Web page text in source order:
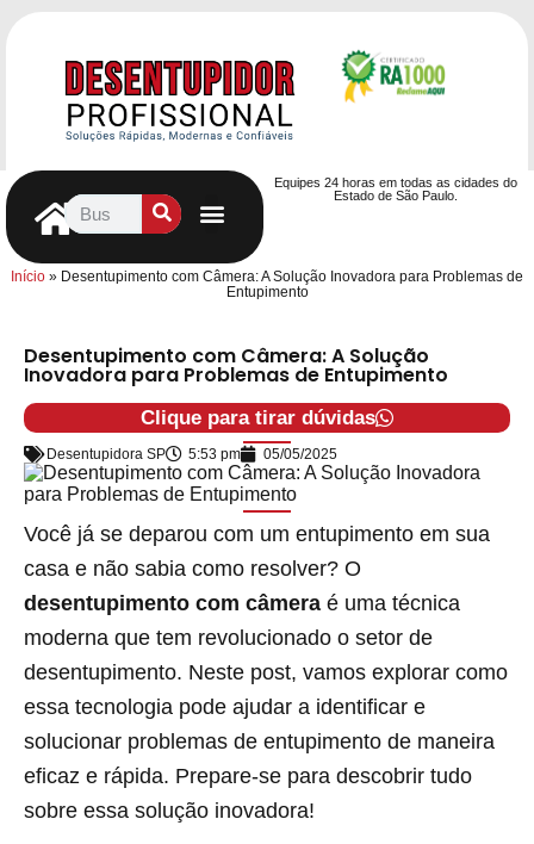
Equipes 24 horas em todas as cidades do
Estado de São Paulo.
Início » Desentupimento com Câmera: A Solução Inovadora para Problemas de
Entupimento
Desentupimento com Câmera: A Solução
Inovadora para Problemas de Entupimento
Clique para tirar dúvidas
Desentupidora SP 5:53 pm 05/05/2025
Você já se deparou com um entupimento em sua
casa e não sabia como resolver? O
desentupimento com câmera é uma técnica
moderna que tem revolucionado o setor de
desentupimento. Neste post, vamos explorar como
essa tecnologia pode ajudar a identificar e
solucionar problemas de entupimento de maneira
eficaz e rápida. Prepare-se para descobrir tudo
sobre essa solução inovadora!